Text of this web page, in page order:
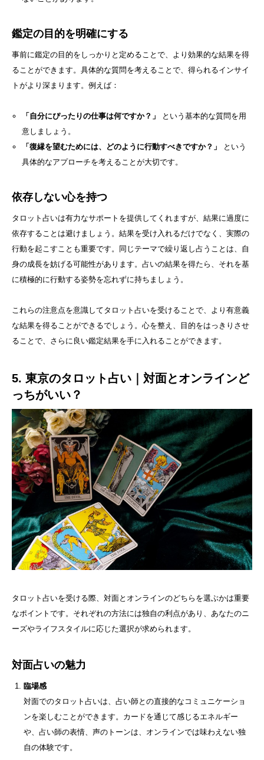
鑑定の目的を明確にする
事前に鑑定の目的をしっかりと定めることで、より効果的な結果を得
ることができます。具体的な質問を考えることで、得られるインサイ
トがより深まります。例えば：
「自分にぴったりの仕事は何ですか？」
という基本的な質問を用
意しましょう。
「復縁を望むためには、どのように行動すべきですか？」
という
具体的なアプローチを考えることが大切です。
依存しない心を持つ
タロット占いは有力なサポートを提供してくれますが、結果に過度に
依存することは避けましょう。結果を受け入れるだけでなく、実際の
行動を起こすことも重要です。同じテーマで繰り返し占うことは、自
身の成長を妨げる可能性があります。占いの結果を得たら、それを基
に積極的に行動する姿勢を忘れずに持ちましょう。
これらの注意点を意識してタロット占いを受けることで、より有意義
な結果を得ることができるでしょう。心を整え、目的をはっきりさせ
ることで、さらに良い鑑定結果を手に入れることができます。
5. 東京のタロット占い｜対面とオンラインど
っちがいい？
タロット占いを受ける際、対面とオンラインのどちらを選ぶかは重要
なポイントです。それぞれの方法には独自の利点があり、あなたのニ
ーズやライフスタイルに応じた選択が求められます。
対面占いの魅力
臨場感
対面でのタロット占いは、占い師との直接的なコミュニケーショ
ンを楽しむことができます。カードを通じて感じるエネルギー
や、占い師の表情、声のトーンは、オンラインでは味わえない独
自の体験です。